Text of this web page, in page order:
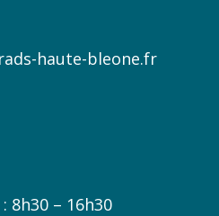
haute-bleone.fr
8h30 – 16h30